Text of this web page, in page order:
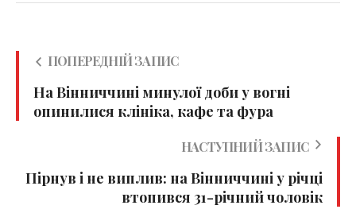
ПОПЕРЕДНІЙ ЗАПИС
На Вінниччині минулої доби у вогні
опинилися клініка, кафе та фура
НАСТУПНИЙ ЗАПИС
Пірнув і не виплив: на Вінниччині у річці
втопився 31-річний чоловік